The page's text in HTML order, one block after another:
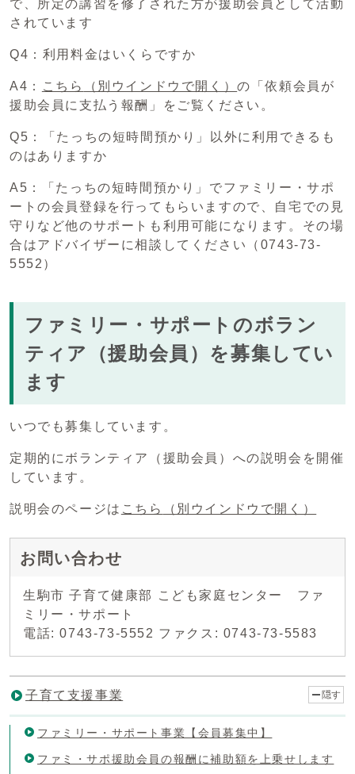
で、所定の講習を修了された方が援助会員として活動
されています
Q4：利用料金はいくらですか
A4： こちら （別ウインドウで開く）の「依頼会員が
援助会員に支払う報酬」をご覧ください。
Q5：「たっちの短時間預かり」以外に利用できるも
のはありますか
A5：「たっちの短時間預かり」でファミリー・サポ
ートの会員登録を行ってもらいますので、自宅での見
守りなど他のサポートも利用可能になります。その場
合はアドバイザーに相談してください（0743-73-
5552）
ファミリー・サポートのボラン
ティア（援助会員）を募集してい
ます
いつでも募集しています。
定期的にボランティア（援助会員）への説明会を開催
しています。
説明会のページは こちら （別ウインドウで開く）
お問い合わせ
生駒市 子育て健康部 こども家庭センター ファ
ミリー・サポート
電話: 0743-73-5552 ファクス: 0743-73-5583
子育て支援事業 隠す
ファミリー・サポート事業【会員募集中】
ファミ・サポ援助会員の報酬に補助額を上乗せします